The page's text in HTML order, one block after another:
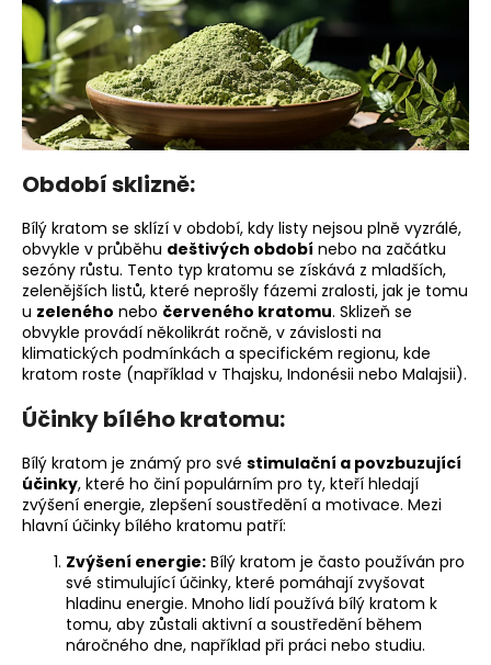
Období sklizně:
Bílý kratom se sklízí v období, kdy listy nejsou plně vyzrálé,
obvykle v průběhu deštivých období nebo na začátku
sezóny růstu. Tento typ kratomu se získává z mladších,
zelenějších listů, které neprošly fázemi zralosti, jak je tomu
u zeleného nebo červeného kratomu. Sklizeň se
obvykle provádí několikrát ročně, v závislosti na
klimatických podmínkách a specifickém regionu, kde
kratom roste (například v Thajsku, Indonésii nebo Malajsii).
Účinky bílého kratomu:
Bílý kratom je známý pro své stimulační a povzbuzující
účinky, které ho činí populárním pro ty, kteří hledají
zvýšení energie, zlepšení soustředění a motivace. Mezi
hlavní účinky bílého kratomu patří:
Zvýšení energie: Bílý kratom je často používán pro
své stimulující účinky, které pomáhají zvyšovat
hladinu energie. Mnoho lidí používá bílý kratom k
tomu, aby zůstali aktivní a soustředění během
náročného dne, například při práci nebo studiu.
j
e
t
e
n
a
j
í
t
?
HLEDAT